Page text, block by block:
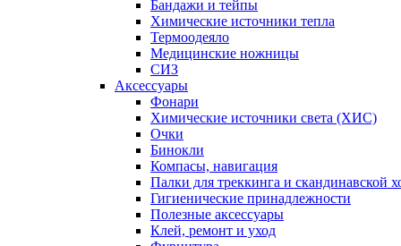
Бандажи и тейпы
Химические источники тепла
Термоодеяло
Медицинские ножницы
СИЗ
Аксессуары
Фонари
Химические источники света (ХИС)
Очки
Бинокли
Компасы, навигация
Палки для треккинга и скандинавской
Гигиенические принадлежности
Полезные аксессуары
Клей, ремонт и уход